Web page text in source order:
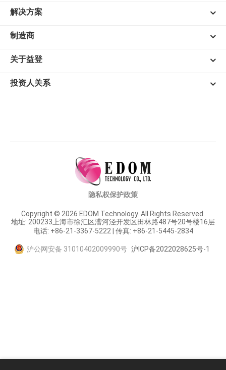
解决方案
制造商
关于益登
投资人关系
Copyright © 2026 EDOM Technology. All Rights Reserved.
地址: 200233上海市徐汇区漕河泾开发区田林路487号20号楼16层
电话: +86-21-3367-5222 | 传真: +86-21-5445-2834
沪公网安备 31010402009990号 沪ICP备2022028625号-1
隐私权保护政策